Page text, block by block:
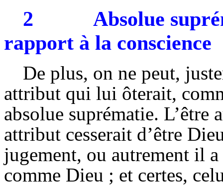
2
Absolue
rapport à la conscience
De plus, on ne peut,
attribut qui lui ôterait,
absolue suprématie. L’être
attribut cesserait d’être
jugement, ou autrement il
comme Dieu ; et certes,